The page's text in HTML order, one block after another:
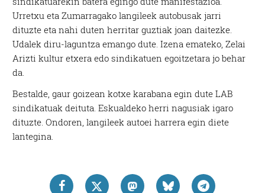
Urretxu eta Zumarragako langileek autobusak jarri
dituzte eta nahi duten herritar guztiak joan daitezke.
Udalek diru-laguntza emango dute. Izena emateko, Zelai
Arizti kultur etxera edo sindikatuen egoitzetara jo behar
da.
Bestalde, gaur goizean kotxe karabana egin dute LAB
sindikatuak deituta. Eskualdeko herri nagusiak igaro
dituzte. Ondoren, langileek autoei harrera egin diete
lantegina.